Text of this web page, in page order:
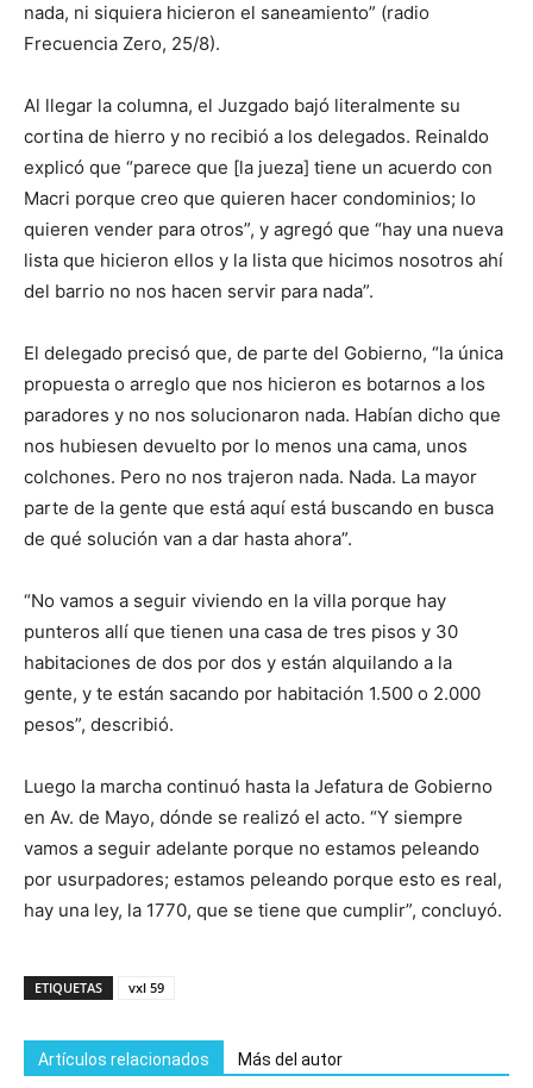
nada, ni siquiera hicieron el saneamiento” (radio
Frecuencia Zero, 25/8).
Al llegar la columna, el Juzgado bajó literalmente su
cortina de hierro y no recibió a los delegados. Reinaldo
explicó que “parece que [la jueza] tiene un acuerdo con
Macri porque creo que quieren hacer condominios; lo
quieren vender para otros”, y agregó que “hay una nueva
lista que hicieron ellos y la lista que hicimos nosotros ahí
del barrio no nos hacen servir para nada”.
El delegado precisó que, de parte del Gobierno, “la única
propuesta o arreglo que nos hicieron es botarnos a los
paradores y no nos solucionaron nada. Habían dicho que
nos hubiesen devuelto por lo menos una cama, unos
colchones. Pero no nos trajeron nada. Nada. La mayor
parte de la gente que está aquí está buscando en busca
de qué solución van a dar hasta ahora”.
“No vamos a seguir viviendo en la villa porque hay
punteros allí que tienen una casa de tres pisos y 30
habitaciones de dos por dos y están alquilando a la
gente, y te están sacando por habitación 1.500 o 2.000
pesos”, describió.
Luego la marcha continuó hasta la Jefatura de Gobierno
en Av. de Mayo, dónde se realizó el acto. “Y siempre
vamos a seguir adelante porque no estamos peleando
por usurpadores; estamos peleando porque esto es real,
hay una ley, la 1770, que se tiene que cumplir”, concluyó.
ETIQUETAS vxl 59
Artículos relacionados Más del autor